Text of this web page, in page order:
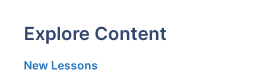
Explore Content
New Lessons